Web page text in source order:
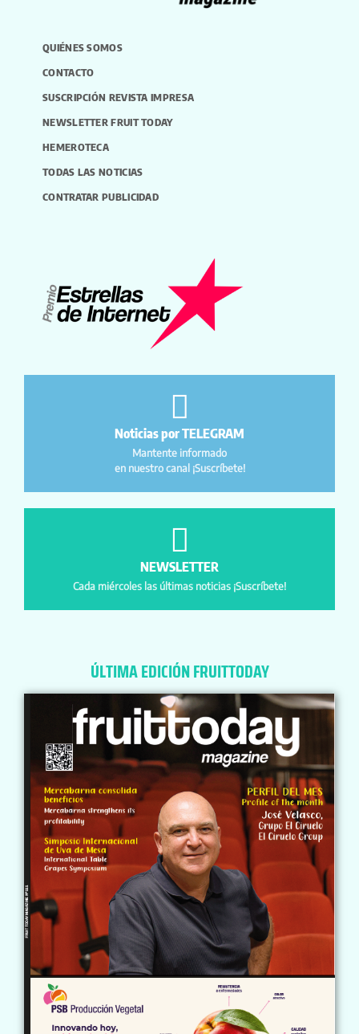
QUIÉNES SOMOS
CONTACTO
SUSCRIPCIÓN REVISTA IMPRESA
NEWSLETTER FRUIT TODAY
HEMEROTECA
TODAS LAS NOTICIAS
CONTRATAR PUBLICIDAD
Noticias por TELEGRAM
Mantente informado
en nuestro canal ¡Suscríbete!
NEWSLETTER
Cada miércoles las últimas noticias ¡Suscríbete!
ÚLTIMA EDICIÓN FRUITTODAY